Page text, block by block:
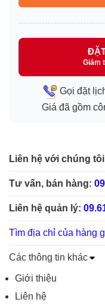
Giảm
Gọi đặt
Giá đã gồm
Liên hệ với chúng tôi
Tư vấn, bán hàng:
Liên hệ quản lý:
Tìm địa chỉ của hàng
Các thông tin khác
Giới thiệu
Liên hệ